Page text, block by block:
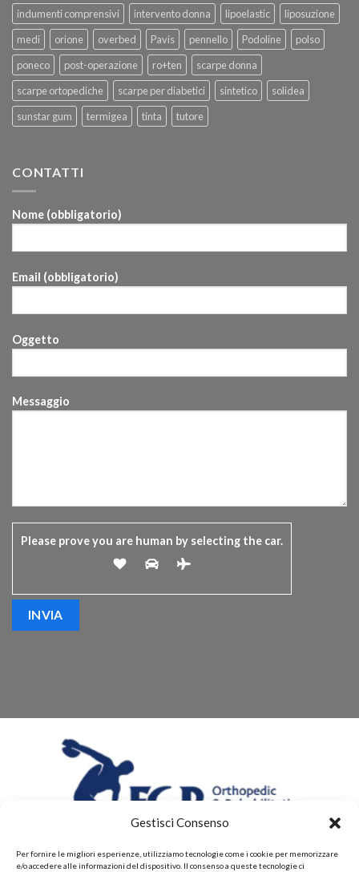
Gestisci Consenso
Per fornire le migliori esperienze, utilizziamo tecnologie come i cookie per memorizzare
e/o accedere alle informazioni del dispositivo. Il consenso a queste tecnologie ci
indumenti comprensivi
intervento donna lipoelastic
liposuzione
medi
orione overbed Pavis pennello Podoline
polso
poneco
post-operazione ro+ten
scarpe donna
scarpe ortopediche
scarpe per diabetici sintetico
solidea
sunstar gum
termigea tinta tutore
CONTATTI
Nome (obbligatorio)
Email (obbligatorio)
Oggetto
Messaggio
Please prove you are human by selecting the car.